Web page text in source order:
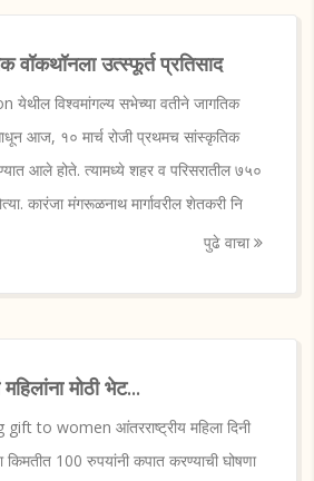
वॉकथॉनला उत्स्फूर्त प्रतिसाद
येथील विश्वमांगल्य सभेच्या वतीने जागतिक
आज, १० मार्च रोजी प्रथमच सांस्कृतिक
आले होते. त्यामध्ये शहर व परिसरातील ७५०
कारंजा मंगरूळनाथ मार्गावरील शेतकरी नि
पुढे वाचा
महिलांना मोठी भेट...
gift to women आंतरराष्ट्रीय महिला दिनी
किमतीत 100 रुपयांनी कपात करण्याची घोषणा